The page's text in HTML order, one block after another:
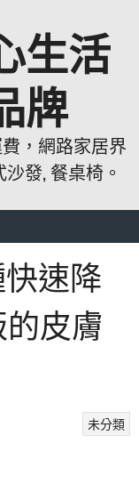
生活
牌
，網路家居界
發, 餐桌椅。
速降
皮膚
未分類